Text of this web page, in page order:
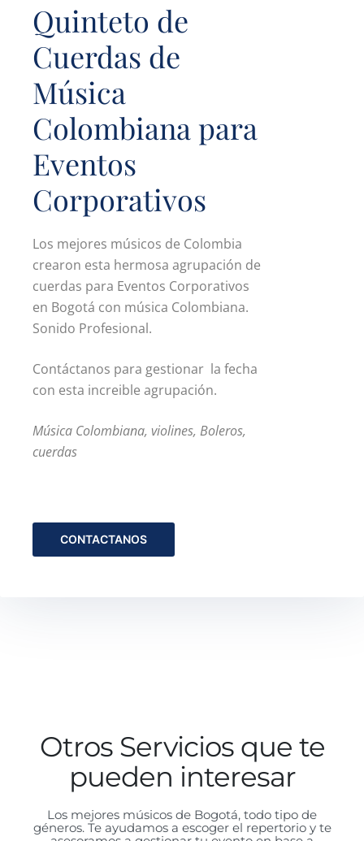
Quinteto de
Cuerdas de
Música
Colombiana para
Eventos
Corporativos
Los mejores músicos de Colombia
crearon esta hermosa agrupación de
cuerdas para Eventos Corporativos
en Bogotá con música Colombiana.
Sonido Profesional.
Contáctanos para gestionar la fecha
con esta increible agrupación.
Música Colombiana, violines, Boleros,
cuerdas
CONTACTANOS
Otros Servicios que te
pueden interesar
Los mejores músicos de Bogotá, todo tipo de
géneros. Te ayudamos a escoger el repertorio y te